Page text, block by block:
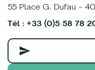
55 Place G. Dufau -
Tél : +33 (0)5 58 78